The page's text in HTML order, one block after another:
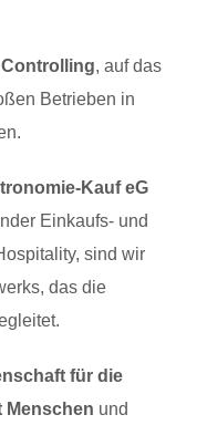
, auf das
Betrieben in
Kauf eG
Einkaufs- und
sind wir
das die
für die
Menschen und